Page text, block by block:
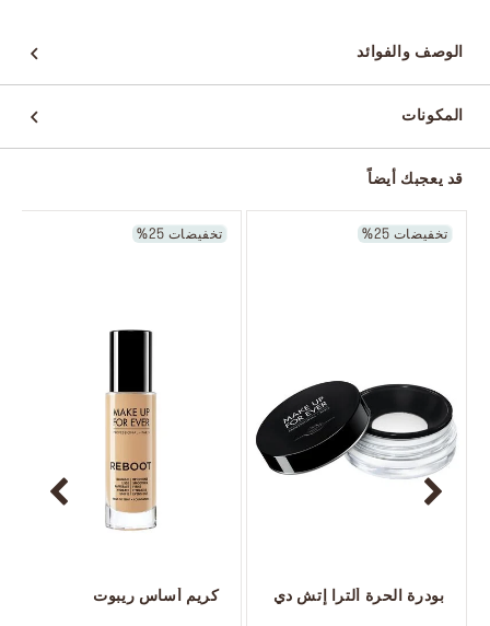
الوصف والفوائد
المكونات
قد يعجبك أيضاً
تخفيضات 25%
كريم أساس ريبوت
تخفيضات 25%
بودرة الحرة ألترا إتش دي